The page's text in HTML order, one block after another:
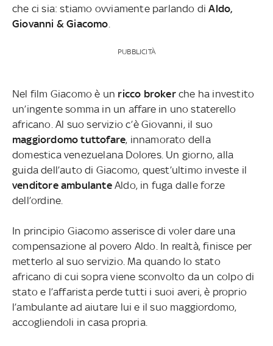
che ci sia: stiamo ovviamente parlando diAldo,
Giovanni & Giacomo
PUBBLICITÀ
Nel film Giacomo è un ricco broker che ha investito
un’ingente somma in un affare in uno staterello
africano. Al suo servizio c’è Giovanni, il suo
maggiordomo tuttofare, innamorato della
domestica venezuelana Dolores. Un giorno, alla
guida dell’auto di Giacomo, quest’ultimo investe il
venditore ambulanteAldo, in fuga dalle forze
dell’ordine.
In principio Giacomo asserisce di voler dare una
compensazione al povero Aldo. In realtà, finisce per
metterlo al suo servizio. Ma quando lo stato
africano di cui sopra viene sconvolto da un colpo di
stato e l’affarista perde tutti i suoi averi, è proprio
l’ambulante ad aiutare lui e il suo maggiordomo,
accogliendoli in casa propria.